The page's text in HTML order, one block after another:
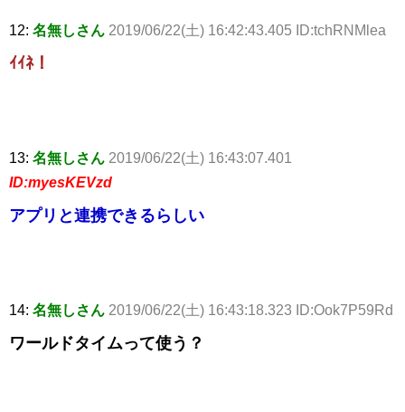
12: 名無しさん 2019/06/22(土) 16:42:43.405 ID:tchRNMlea
ｲｲﾈ！
13: 名無しさん 2019/06/22(土) 16:43:07.401
ID:myesKEVzd
アプリと連携できるらしい
14: 名無しさん 2019/06/22(土) 16:43:18.323 ID:Ook7P59Rd
ワールドタイムって使う？